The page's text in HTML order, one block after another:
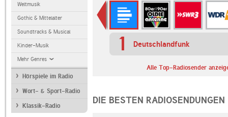
Weltmusik
Gothic & Mittelalter
Soundtracks & Musical
Kinder-Musik
Mehr Genres
Hörspiele im Radio
Wort- & Sport-Radio
Klassik-Radio
1 Deutschlandfunk
Alle Top-Radiosender
DIE BESTEN RADIOSENDUNGEN